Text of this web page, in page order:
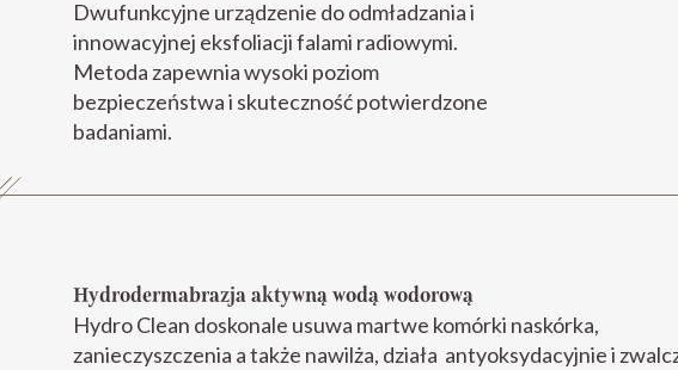
Dwufunkcyjne urządzenie do odmładzania i
innowacyjnej eksfoliacji falami radiowymi.
Metoda zapewnia wysoki poziom
bezpieczeństwa i skuteczność potwierdzone
badaniami.
Hydrodermabrazja aktywną wodą wodorową
Hydro Clean doskonale usuwa martwe komórki naskórka,
zanieczyszczenia a także nawilża, działa antyoksydacyjnie i